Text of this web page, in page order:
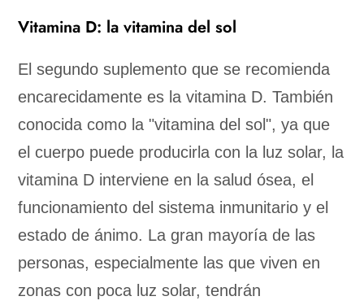
Vitamina D: la vitamina del sol
El segundo suplemento que se recomienda
encarecidamente es la vitamina D. También
conocida como la "vitamina del sol", ya que
el cuerpo puede producirla con la luz solar, la
vitamina D interviene en la salud ósea, el
funcionamiento del sistema inmunitario y el
estado de ánimo. La gran mayoría de las
personas, especialmente las que viven en
zonas con poca luz solar, tendrán